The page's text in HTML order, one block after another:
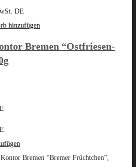
DE
hinzufügen
Bremen “Ostfriesen-